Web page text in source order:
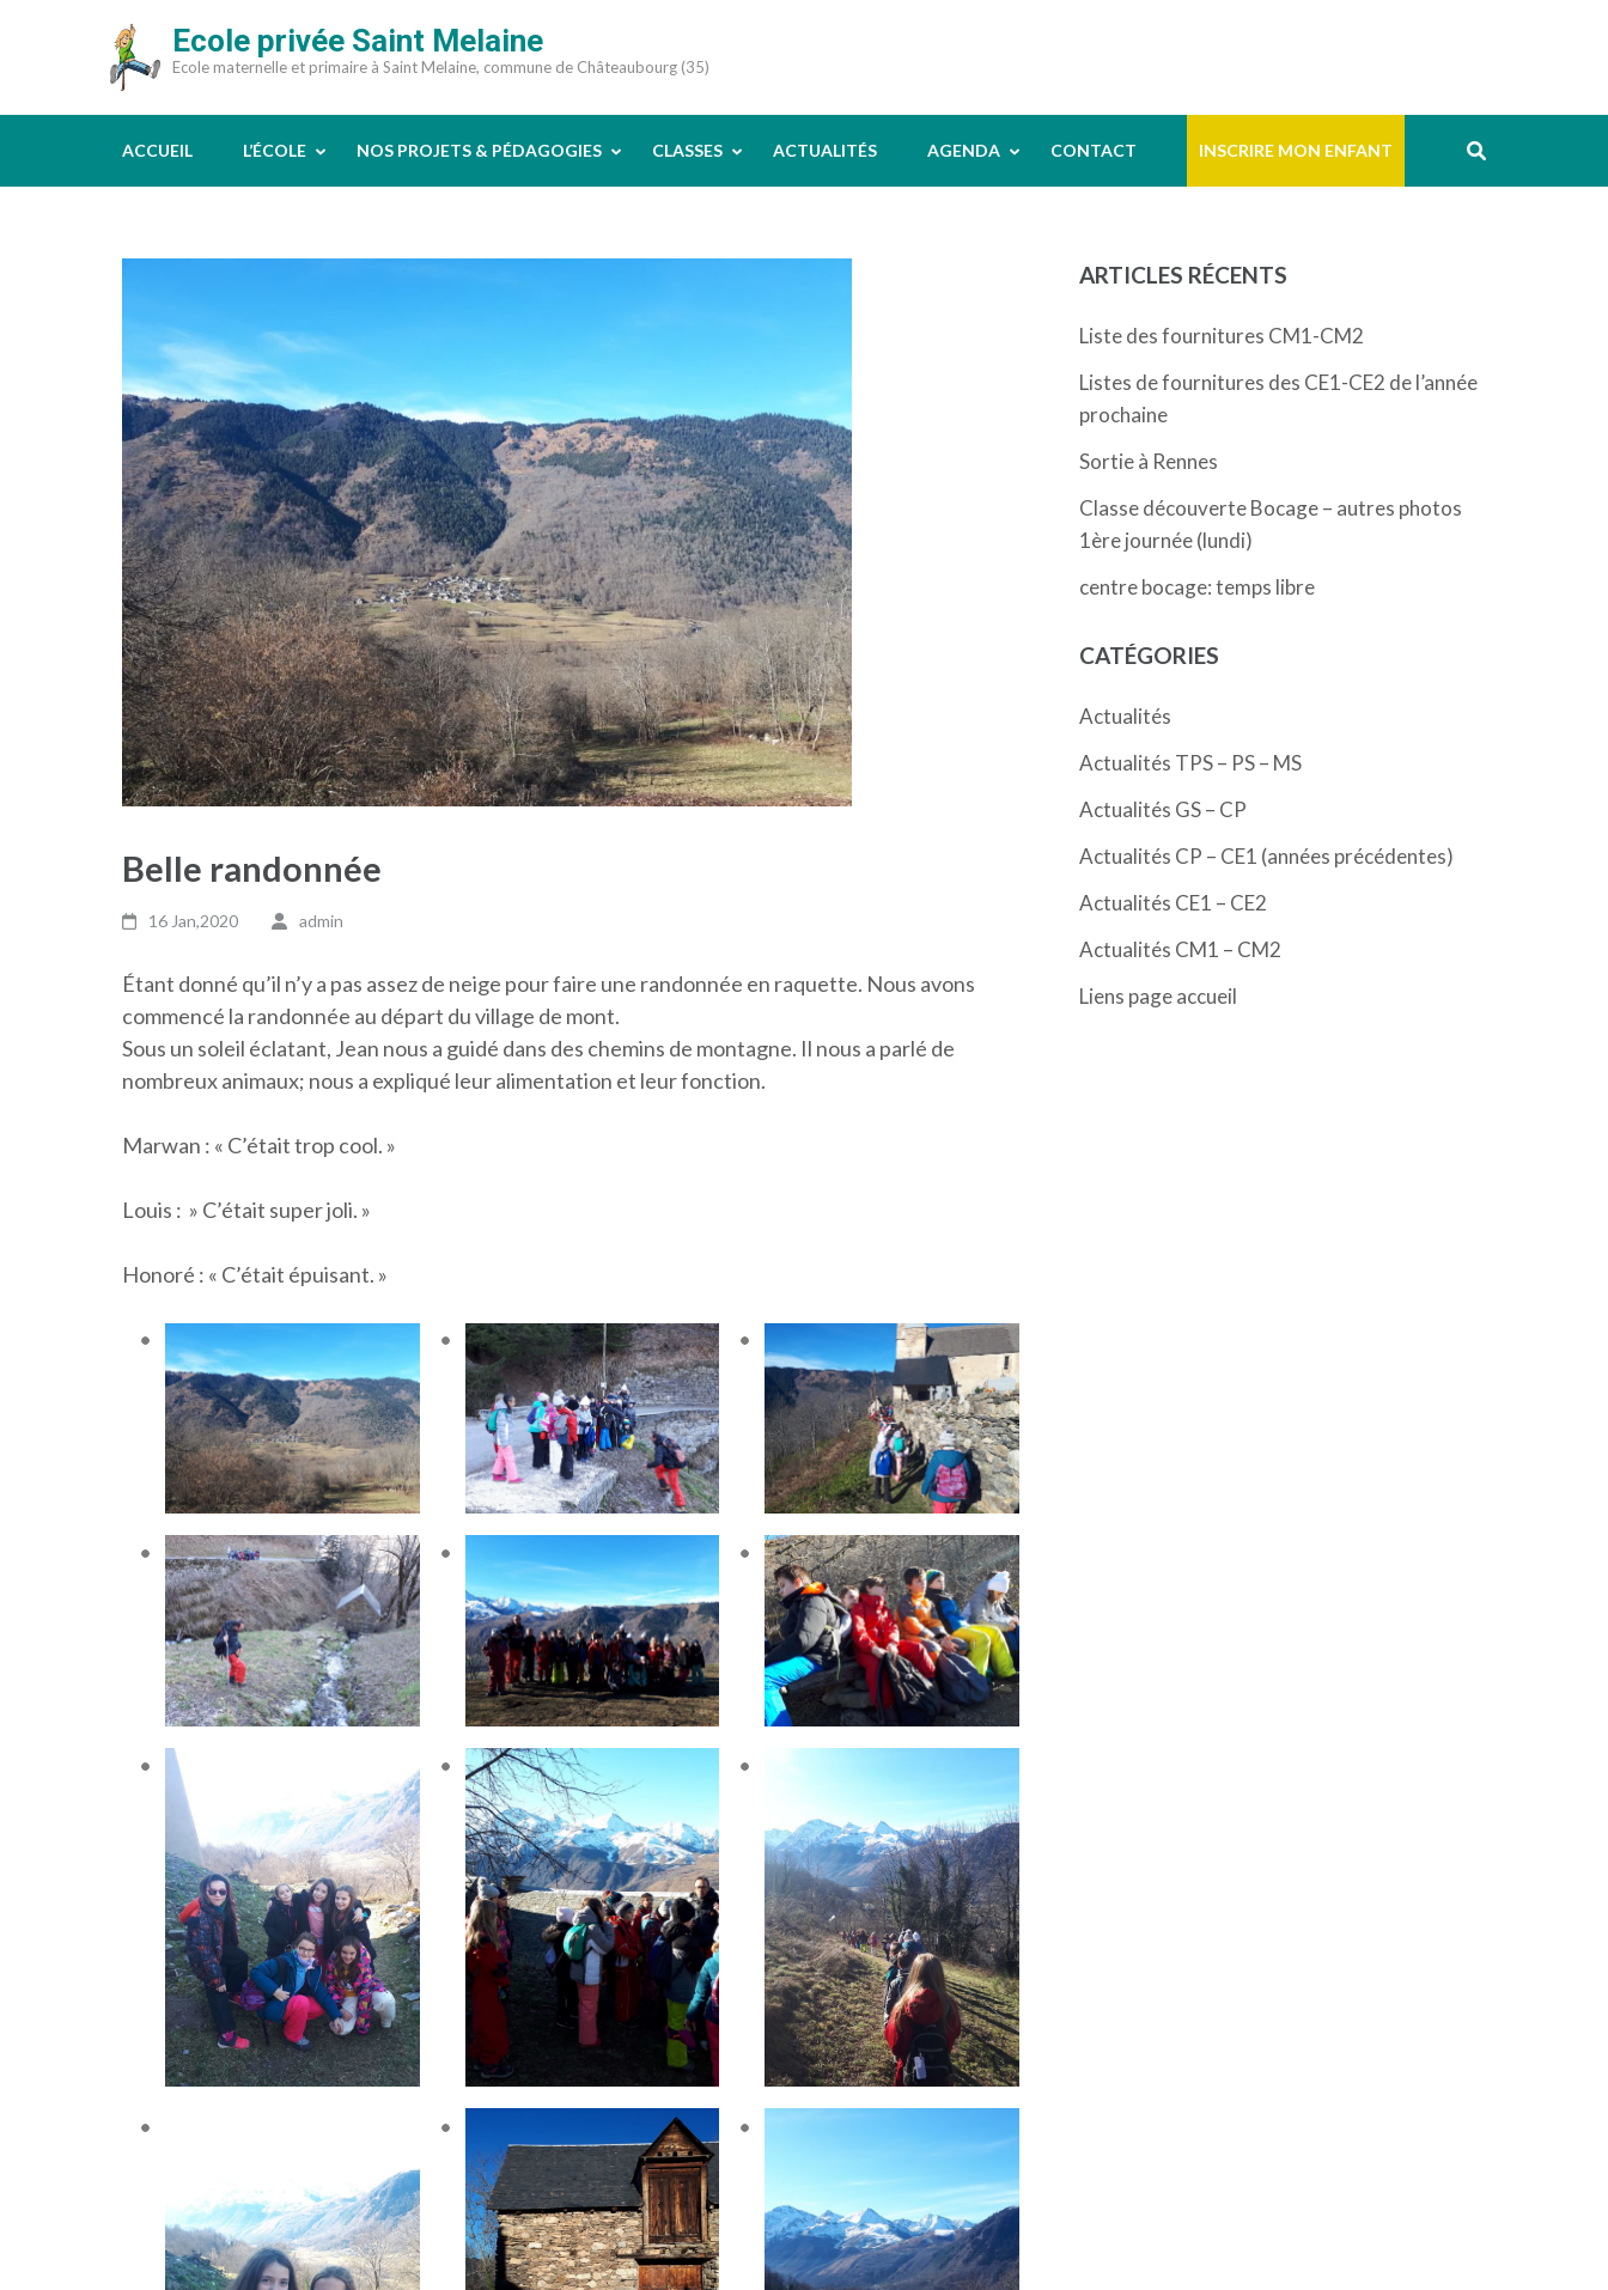
(Pressez
Ecole privée Saint Melaine
Ecole maternelle et primaire à Saint Melaine, commune de Châteaubourg (35)
ACCUEIL L’ÉCOLE NOS PROJETS & PÉDAGOGIES CLASSES ACTUALITÉS AGENDA CONTACT INSCRIRE MON ENFANT
Belle randonnée
16 Jan,2020 admin
Étant donné qu’il n’y a pas assez de neige pour faire une randonnée en raquette. Nous avons
commencé la randonnée au départ du village de mont.
Sous un soleil éclatant, Jean nous a guidé dans des chemins de montagne. Il nous a parlé de
nombreux animaux; nous a expliqué leur alimentation et leur fonction.
Marwan : « C’était trop cool. »
Louis : » C’était super joli. »
Honoré : « C’était épuisant. »
ARTICLES RÉCENTS
Liste des fournitures CM1-CM2
Listes de fournitures des CE1-CE2 de l’année
prochaine
Sortie à Rennes
Classe découverte Bocage – autres photos
1ère journée (lundi)
centre bocage: temps libre
CATÉGORIES
Actualités
Actualités TPS – PS – MS
Actualités GS – CP
Actualités CP – CE1 (années précédentes)
Actualités CE1 – CE2
Actualités CM1 – CM2
Liens page accueil